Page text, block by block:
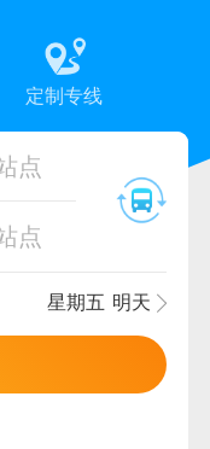
定制专线
点
点
星期五 明天